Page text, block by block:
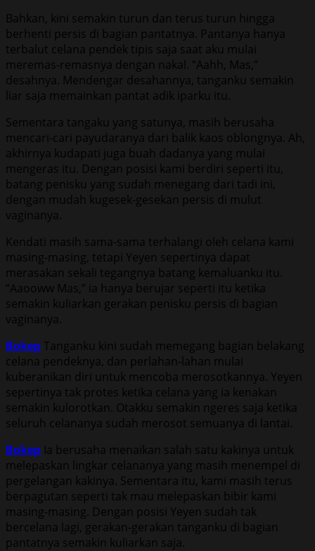
Bahkan, kini semakin turun dan terus turun hingga
berhenti persis di bagian pantatnya. Pantanya hanya
terbalut celana pendek tipis saja saat aku mulai
meremas-remasnya dengan nakal. “Aahh, Mas,”
desahnya. Mendengar desahannya, tanganku semakin
liar saja memainkan pantat adik iparku itu.
Sementara tangaku yang satunya, masih berusaha
mencari-cari payudaranya dari balik kaos oblongnya. Ah,
akhirnya kudapati juga buah dadanya yang mulai
mengeras itu. Dengan posisi kami berdiri seperti itu,
batang penisku yang sudah menegang dari tadi ini,
dengan mudah kugesek-gesekan persis di mulut
vaginanya.
Kendati masih sama-sama terhalangi oleh celana kami
masing-masing, tetapi Yeyen sepertinya dapat
merasakan sekali tegangnya batang kemaluanku itu.
“Aaooww Mas,” ia hanya berujar seperti itu ketika
semakin kuliarkan gerakan penisku persis di bagian
vaginanya.
Bokep Tanganku kini sudah memegang bagian belakang
celana pendeknya, dan perlahan-lahan mulai
kuberanikan diri untuk mencoba merosotkannya. Yeyen
sepertinya tak protes ketika celana yang ia kenakan
semakin kulorotkan. Otakku semakin ngeres saja ketika
seluruh celananya sudah merosot semuanya di lantai.
Bokep Ia berusaha menaikan salah satu kakinya untuk
melepaskan lingkar celananya yang masih menempel di
pergelangan kakinya. Sementara itu, kami masih terus
berpagutan seperti tak mau melepaskan bibir kami
masing-masing. Dengan posisi Yeyen sudah tak
bercelana lagi, gerakan-gerakan tanganku di bagian
pantatnya semakin kuliarkan saja.